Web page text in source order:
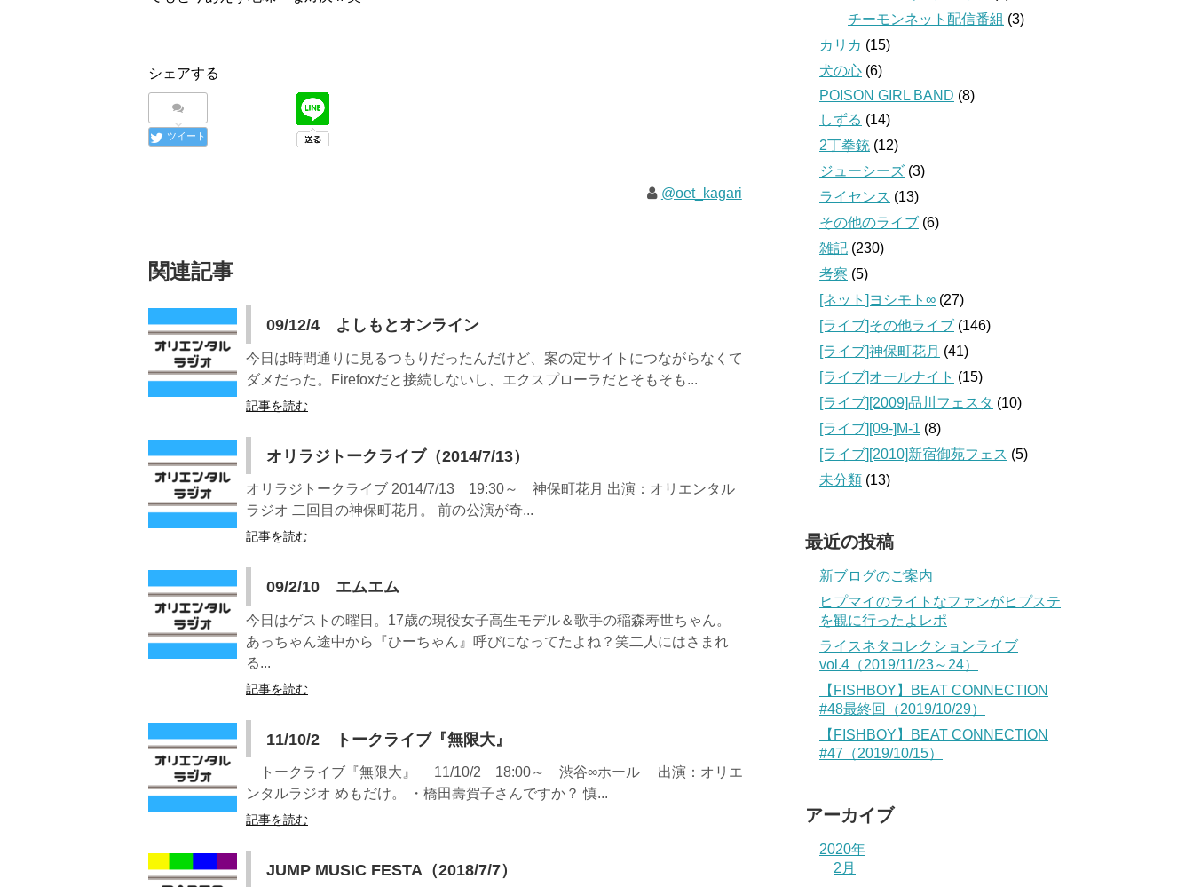
シェアする
ツイート
@oet_kagari
関連記事
09/12/4 よしもとオンライン
今日は時間通りに見るつもりだったんだけど、案の定サイトにつながらなくて
ダメだった。Firefoxだと接続しないし、エクスプローラだとそもそも...
記事を読む
オリラジトークライブ（2014/7/13）
オリラジトークライブ 2014/7/13 19:30～ 神保町花月 出演：オリエンタル
ラジオ 二回目の神保町花月。 前の公演が奇...
記事を読む
09/2/10 エムエム
今日はゲストの曜日。17歳の現役女子高生モデル＆歌手の稲森寿世ちゃん。
あっちゃん途中から『ひーちゃん』呼びになってたよね？笑二人にはさまれ
る...
記事を読む
11/10/2 トークライブ『無限大』
トークライブ『無限大』 11/10/2 18:00～ 渋谷∞ホール 出演：オリエ
ンタルラジオ めもだけ。 ・橋田壽賀子さんですか？ 慎...
記事を読む
JUMP MUSIC FESTA（2018/7/7）
チーモンネット配信番組 (3)
カリカ (15)
犬の心 (6)
POISON GIRL BAND (8)
しずる (14)
2丁拳銃 (12)
ジューシーズ (3)
ライセンス (13)
その他のライブ (6)
雑記 (230)
考察 (5)
[ネット]ヨシモト∞ (27)
[ライブ]その他ライブ (146)
[ライブ]神保町花月 (41)
[ライブ]オールナイト (15)
[ライブ][2009]品川フェスタ (10)
[ライブ][09‐]M-1 (8)
[ライブ][2010]新宿御苑フェス (5)
未分類 (13)
最近の投稿
新ブログのご案内
ヒプマイのライトなファンがヒプステ
を観に行ったよレポ
ライスネタコレクションライブ
vol.4（2019/11/23～24）
【FISHBOY】BEAT CONNECTION
#48最終回（2019/10/29）
【FISHBOY】BEAT CONNECTION
#47（2019/10/15）
アーカイブ
2020年
2月